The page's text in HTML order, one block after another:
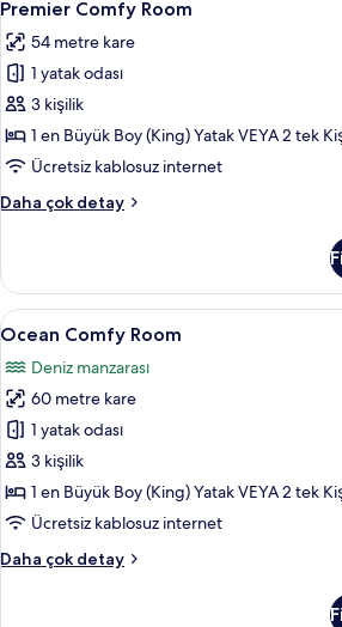
Comfy
Room
için
tüm
fotoğrafları
görün
Premier Comfy Room
54 metre kare
1 yatak odası
3 kişilik
1 en Büyük Boy (King) Yatak VEYA 2 tek
Ücretsiz kablosuz internet
Daha çok detay
Premier
daha
fazla
detay
Ocean
Comfy
Room
için
tüm
fotoğrafları
görün
Ocean
8
Ocean Comfy Room
Deniz manzarası
60 metre kare
1 yatak odası
3 kişilik
1 en Büyük Boy (King) Yatak VEYA 2 tek
Ücretsiz kablosuz internet
Daha çok detay
Ocean